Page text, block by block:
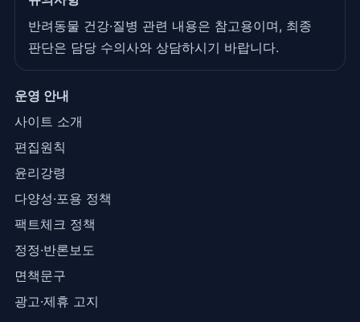
반려동물 건강·질병 관련 내용은 참고용이며, 최종
판단은 담당 수의사와 상담하시기 바랍니다.
운영 안내
사이트 소개
편집원칙
윤리강령
다양성·포용 정책
팩트체크 정책
정정·반론보도
면책문구
광고·제휴 고지